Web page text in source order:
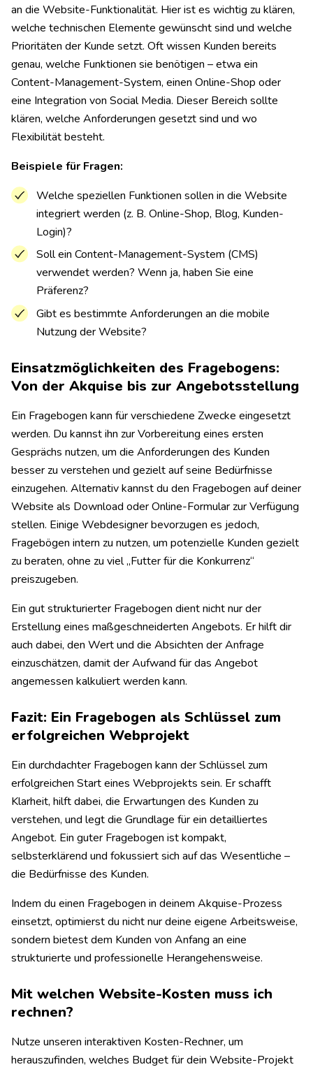
an die Website-Funktionalität. Hier ist es wichtig zu klären,
welche technischen Elemente gewünscht sind und welche
Prioritäten der Kunde setzt. Oft wissen Kunden bereits
genau, welche Funktionen sie benötigen – etwa ein
Content-Management-System, einen Online-Shop oder
eine Integration von Social Media. Dieser Bereich sollte
klären, welche Anforderungen gesetzt sind und wo
Flexibilität besteht.
Beispiele für Fragen:
Welche speziellen Funktionen sollen in die Website
integriert werden (z. B. Online-Shop, Blog, Kunden-
Login)?
Soll ein Content-Management-System (CMS)
verwendet werden? Wenn ja, haben Sie eine
Präferenz?
Gibt es bestimmte Anforderungen an die mobile
Nutzung der Website?
Einsatzmöglichkeiten des Fragebogens:
Von der Akquise bis zur Angebotsstellung
Ein Fragebogen kann für verschiedene Zwecke eingesetzt
werden. Du kannst ihn zur Vorbereitung eines ersten
Gesprächs nutzen, um die Anforderungen des Kunden
besser zu verstehen und gezielt auf seine Bedürfnisse
einzugehen. Alternativ kannst du den Fragebogen auf deiner
Website als Download oder Online-Formular zur Verfügung
stellen. Einige Webdesigner bevorzugen es jedoch,
Fragebögen intern zu nutzen, um potenzielle Kunden gezielt
zu beraten, ohne zu viel „Futter für die Konkurrenz“
preiszugeben.
Ein gut strukturierter Fragebogen dient nicht nur der
Erstellung eines maßgeschneiderten Angebots. Er hilft dir
auch dabei, den Wert und die Absichten der Anfrage
einzuschätzen, damit der Aufwand für das Angebot
angemessen kalkuliert werden kann.
Fazit: Ein Fragebogen als Schlüssel zum
erfolgreichen Webprojekt
Ein durchdachter Fragebogen kann der Schlüssel zum
erfolgreichen Start eines Webprojekts sein. Er schafft
Klarheit, hilft dabei, die Erwartungen des Kunden zu
verstehen, und legt die Grundlage für ein detailliertes
Angebot. Ein guter Fragebogen ist kompakt,
selbsterklärend und fokussiert sich auf das Wesentliche –
die Bedürfnisse des Kunden.
Indem du einen Fragebogen in deinem Akquise-Prozess
einsetzt, optimierst du nicht nur deine eigene Arbeitsweise,
sondern bietest dem Kunden von Anfang an eine
strukturierte und professionelle Herangehensweise.
Mit welchen Website-Kosten muss ich
rechnen?
Nutze unseren interaktiven Kosten-Rechner, um
herauszufinden, welches Budget für dein Website-Projekt